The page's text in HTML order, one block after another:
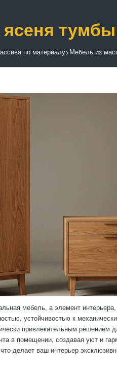
тумбы
по материалу>Мебель из
мебель, а элемент интерьера,
устойчивостью к
привлекательным
в помещении, создавая уют и
делает ваш интерьер